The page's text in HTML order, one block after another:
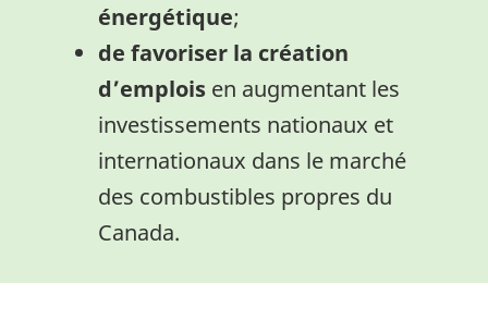
énergétique;
de favoriser la création
d’emplois en augmentant les
investissements nationaux et
internationaux dans le marché
des combustibles propres du
Canada.